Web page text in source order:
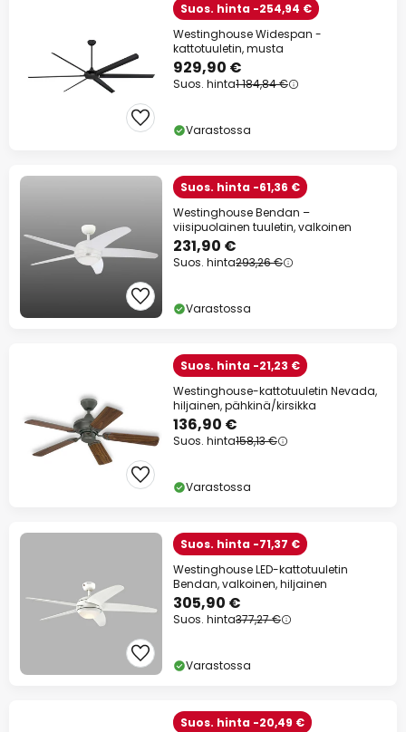
Suos. hinta -254,94 €
Westinghouse Widespan -
kattotuuletin, musta
929,90 €
Suos. hinta1 184,84 €
Varastossa
Suos. hinta -61,36 €
Westinghouse Bendan –
viisipuolainen tuuletin, valkoinen
231,90 €
Suos. hinta293,26 €
Varastossa
Suos. hinta -21,23 €
Westinghouse-kattotuuletin Nevada,
hiljainen, pähkinä/kirsikka
136,90 €
Suos. hinta158,13 €
Varastossa
Suos. hinta -71,37 €
Westinghouse LED-kattotuuletin
Bendan, valkoinen, hiljainen
305,90 €
Suos. hinta377,27 €
Varastossa
Suos. hinta -20,49 €